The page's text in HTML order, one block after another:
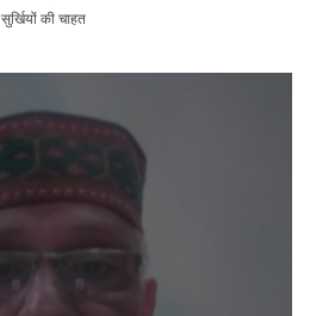
सुर्खियों की चाहत